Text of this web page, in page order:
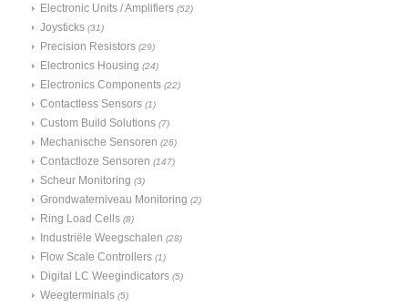
Electronic Units / Amplifiers (52)
Joysticks (31)
Precision Resistors (29)
Electronics Housing (24)
Electronics Components (22)
Contactless Sensors (1)
Custom Build Solutions (7)
Mechanische Sensoren (26)
Contactloze Sensoren (147)
Scheur Monitoring (3)
Grondwaterniveau Monitoring (2)
Ring Load Cells (8)
Industriële Weegschalen (28)
Flow Scale Controllers (1)
Digital LC Weegindicators (5)
Weegterminals (5)